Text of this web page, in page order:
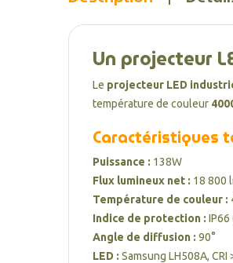
Un projecteur
Le projecteur LED
température de couleur
Caractéristiques
Puissance : 138W
Flux lumineux net : 18 800
Température de couleur :
Indice de protection : IP66
Angle de diffusion : 90°
LED : Samsung LH508A, CRI